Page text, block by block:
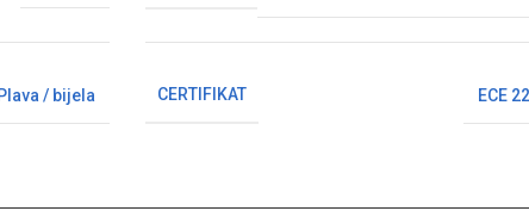
/ bijela CERTIFIKAT ECE